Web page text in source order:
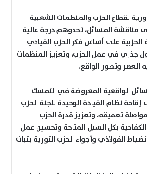
لقطاع الحزب والمنظمات الشعبية
مناقشة المسائل، تحدوهم درجة عالية
على أساس فكر الحزب القيادي
جذري في عمل الحزب، وتعزيز المنظمات
العصر وتطور الواقع.
الواقعية المعروضة في التمسك
نظام القيادة الوحيدة للجنة الحزب
تعميقه، وتعزيز قدرة الحزب
بكل السبل المتاحة وتحسين عمل
الفولاذي وأجواء الحزب الثورية بثبات